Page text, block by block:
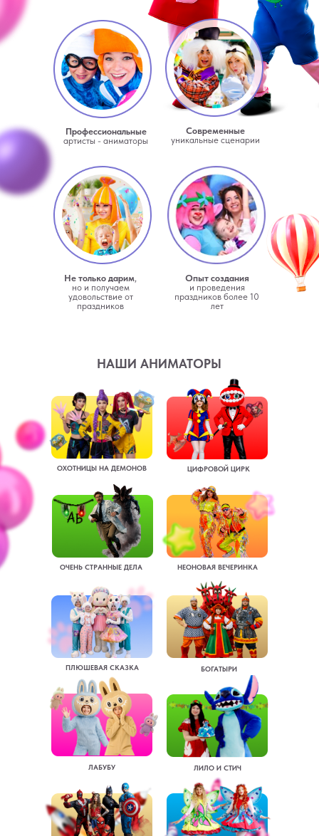
Не только дарим,
но и получаем
удовольствие от
праздников
Современные
уникальные сценарии
Профессиональные
артисты - аниматоры
Опыт создания
и проведения
праздников более 10
лет
ЛИЛО И СТИЧ
ОЧЕНЬ СТРАННЫЕ ДЕЛА
ЦИФРОВОЙ ЦИРК
НЕОНОВАЯ ВЕЧЕРИНКА
ПЛЮШЕВАЯ СКАЗКА
ЛАБУБУ
ОХОТНИЦЫ НА ДЕМОНОВ
НАШИ АНИМАТОРЫ
БОГАТЫРИ